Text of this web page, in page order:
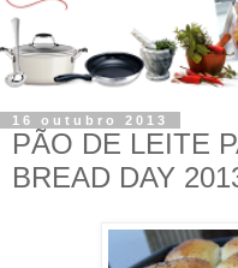
16 outubro 2013
PÃO DE LEITE
BREAD DAY